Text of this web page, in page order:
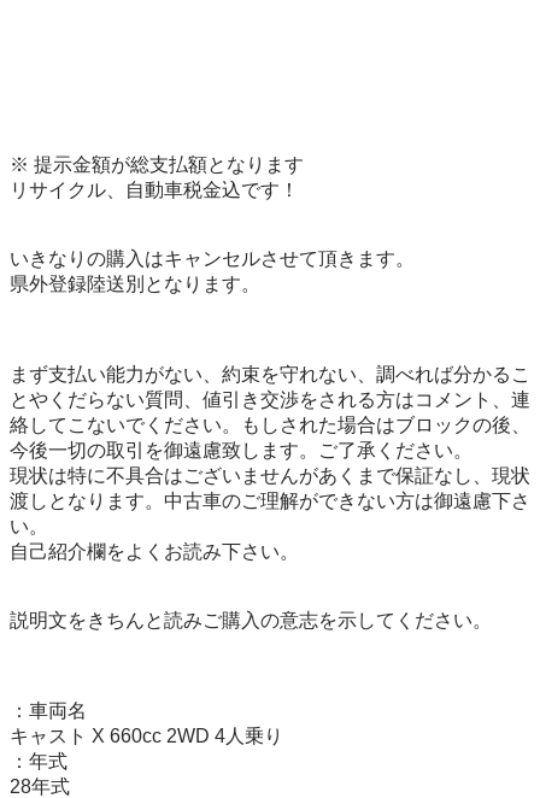
※ 提示金額が総支払額となります
リサイクル、自動車税金込です！
いきなりの購入はキャンセルさせて頂きます。
県外登録陸送別となります。
まず支払い能力がない、約束を守れない、調べれば分かるこ
とやくだらない質問、値引き交渉をされる方はコメント、連
絡してこないでください。もしされた場合はブロックの後、
今後一切の取引を御遠慮致します。ご了承ください。
現状は特に不具合はございませんがあくまで保証なし、現状
渡しとなります。中古車のご理解ができない方は御遠慮下さ
い。
自己紹介欄をよくお読み下さい。
説明文をきちんと読みご購入の意志を示してください。
：車両名
キャスト X 660cc 2WD 4人乗り
：年式
28年式